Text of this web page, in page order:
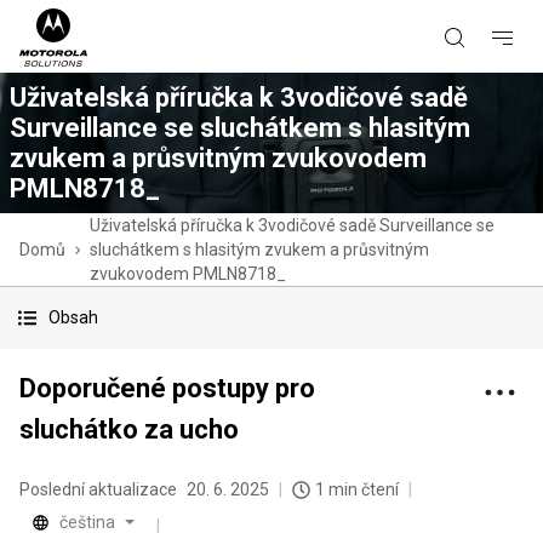
Uživatelská příručka k 3vodičové sadě
Surveillance se sluchátkem s hlasitým
zvukem a průsvitným zvukovodem
PMLN8718_
Domů
Uživatelská příručka k 3vodičové sadě Surveillance se
sluchátkem s hlasitým zvukem a průsvitným
zvukovodem PMLN8718_
Obsah
Doporučené postupy pro
sluchátko za ucho
Poslední aktualizace 20. 6. 2025
1 min čtení
čeština